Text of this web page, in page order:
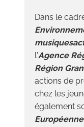
Dans le
l'Agence
Région
actions de p
chez les
également